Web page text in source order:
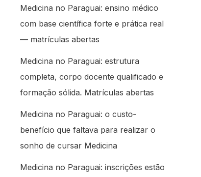
Medicina no Paraguai: ensino médico
com base científica forte e prática real
— matrículas abertas
Medicina no Paraguai: estrutura
completa, corpo docente qualificado e
formação sólida. Matrículas abertas
Medicina no Paraguai: o custo-
benefício que faltava para realizar o
sonho de cursar Medicina
Medicina no Paraguai: inscrições estão